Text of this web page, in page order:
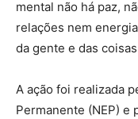
mental não há paz,
relações nem
da gente e das
A ação foi realizada
Permanente (NEP) e